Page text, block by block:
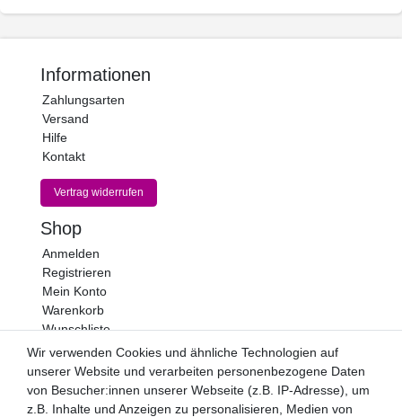
Informationen
Zahlungsarten
Versand
Hilfe
Kontakt
Vertrag widerrufen
Shop
Anmelden
Registrieren
Mein Konto
Warenkorb
Wunschliste
Newsletter
E-MAIL **
Newsletter
Honig
Wir verwenden Cookies und ähnliche Technologien auf
unserer Website und verarbeiten personenbezogene Daten
von Besucher:innen unserer Webseite (z.B. IP-Adresse), um
z.B. Inhalte und Anzeigen zu personalisieren, Medien von